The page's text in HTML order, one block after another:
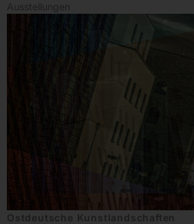
Ausstellungen
Ostdeutsche Kunstlandschaften